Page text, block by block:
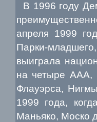
В 1996 году
апреля 1999
Парки-
выиграла
на четыре
Флауэрса,
1999 года,
Маньяко, Моско